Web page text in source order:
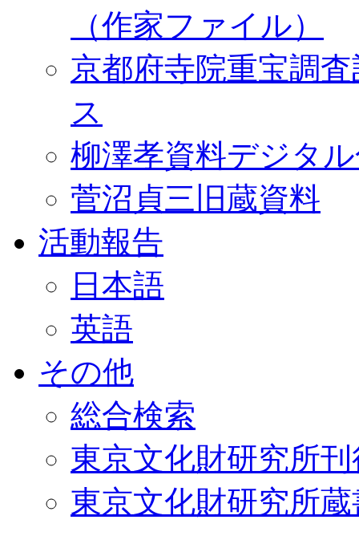
（作家ファイル）
京都府寺院重宝調
ス
柳澤孝資料デジタ
菅沼貞三旧蔵資料
活動報告
日本語
英語
その他
総合検索
東京文化財研究所
東京文化財研究所